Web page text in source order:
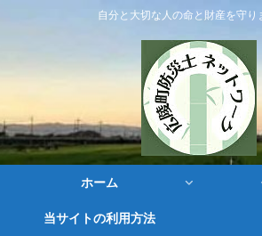
自分と大切な人の命と財産を守り
ホーム
当サイトの利用方法